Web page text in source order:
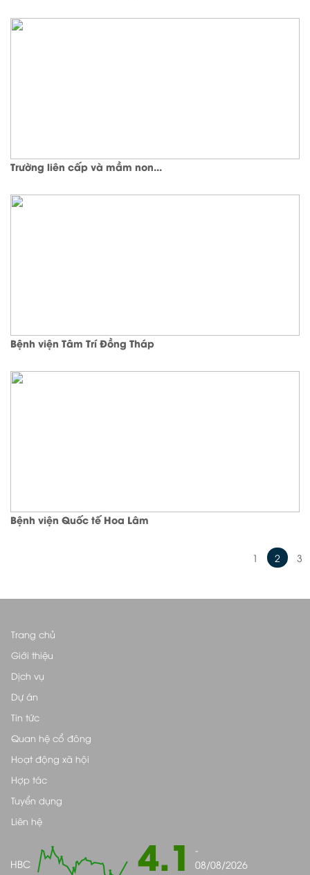
Trường liên cấp và mầm non...
Bệnh viện Tâm Trí Đồng Tháp
Bệnh viện Quốc tế Hoa Lâm
1 2 3
Trang chủ
Giới thiệu
Dịch vụ
Dự án
Tin tức
Quan hệ cổ đông
Hoạt động xã hội
Hợp tác
Tuyển dụng
Liên hệ
HBC 4.1
-
08/08/2026